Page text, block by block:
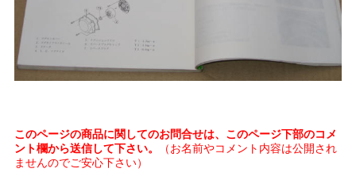
このページの商品に関してのお問合せは、このページ下部のコメ
ント欄から送信して下さい。
（お名前やコメント内容は公開され
ませんのでご安心下さい）